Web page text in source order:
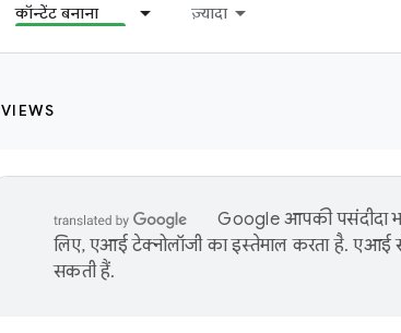
कॉन्टेंट बनाना ज़्यादा
VIEWS
Google आपकी पसंदीदा
लिए, एआई टेक्नोलॉजी का इस्तेमाल करता है. एआई
सकती हैं.